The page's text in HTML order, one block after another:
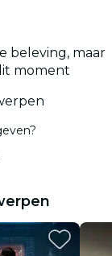
beleving, maar
moment